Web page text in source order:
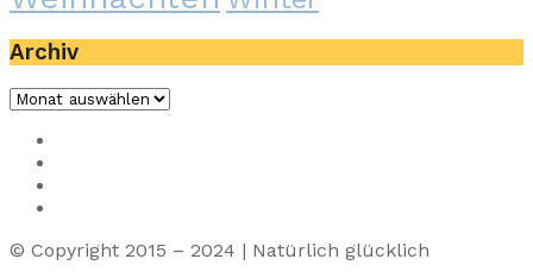
Archiv
Archiv
© Copyright 2015 – 2024 | Natürlich glücklich